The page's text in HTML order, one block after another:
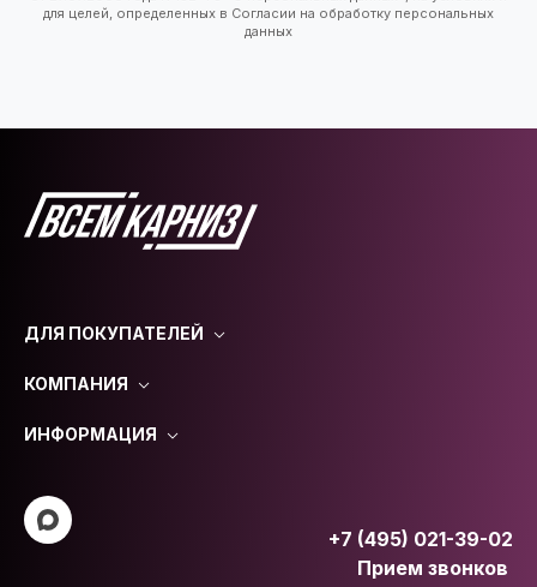
для целей, определенных в Согласии на обработку персональных
данных
ДЛЯ ПОКУПАТЕЛЕЙ
КОМПАНИЯ
ИНФОРМАЦИЯ
+7 (495) 021-39-02
Прием звонков